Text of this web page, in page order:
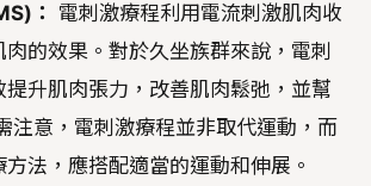
：
電刺激療程利用電流刺激肌肉收
的效果。對於久坐族群來說，電刺
升肌肉張力，改善肌肉鬆弛，並幫
注意，電刺激療程並非取代運動，而
法，應搭配適當的運動和伸展。